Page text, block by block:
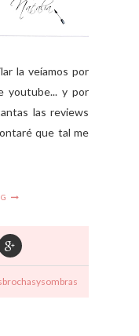
la veíamos por
youtube... y por
las reviews
que tal me